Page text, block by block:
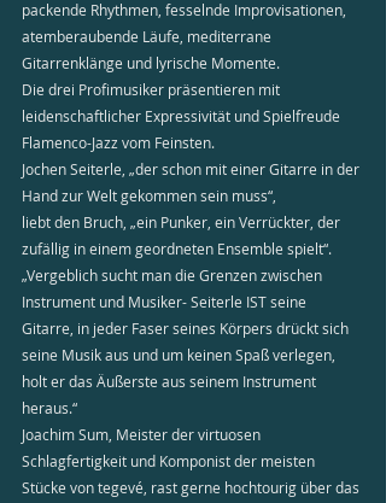
packende Rhythmen, fesselnde Improvisationen,
atemberaubende Läufe, mediterrane
Gitarrenklänge und lyrische Momente.
Die drei Profimusiker präsentieren mit
leidenschaftlicher Expressivität und Spielfreude
Flamenco-Jazz vom Feinsten.
Jochen Seiterle, „der schon mit einer Gitarre in der
Hand zur Welt gekommen sein muss“,
liebt den Bruch, „ein Punker, ein Verrückter, der
zufällig in einem geordneten Ensemble spielt“.
„Vergeblich sucht man die Grenzen zwischen
Instrument und Musiker- Seiterle IST seine
Gitarre, in jeder Faser seines Körpers drückt sich
seine Musik aus und um keinen Spaß verlegen,
holt er das Äußerste aus seinem Instrument
heraus.“
Joachim Sum, Meister der virtuosen
Schlagfertigkeit und Komponist der meisten
Stücke von tegevé, rast gerne hochtourig über das